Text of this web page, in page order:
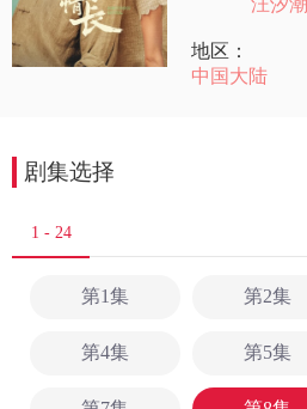
汪汐潮
地区：
中国大陆
剧集选择
1 - 24
第1集 第2集
第4集 第5集